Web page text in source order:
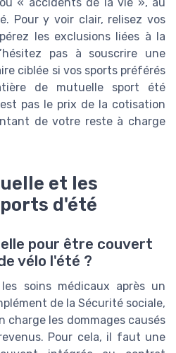
Pour y voir clair, relisez vos
les exclusions liées à la
pas à souscrire une
ciblée si vos sports préférés
de mutuelle sport été
pas le prix de la cotisation
de votre reste à charge
et les
d'été
pour être couvert
vélo l'été ?
soins médicaux après un
de la Sécurité sociale,
charge les dommages causés
Pour cela, il faut une